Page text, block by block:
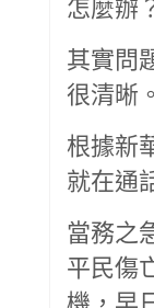
怎麼辦
其實問
很清晰。
根據新
就在通
當務之
平民傷
機，早